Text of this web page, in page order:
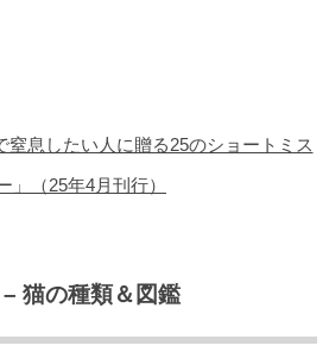
窒息したい人に贈る25のショートミス
」（25年4月刊行）
猫の種類＆図鑑